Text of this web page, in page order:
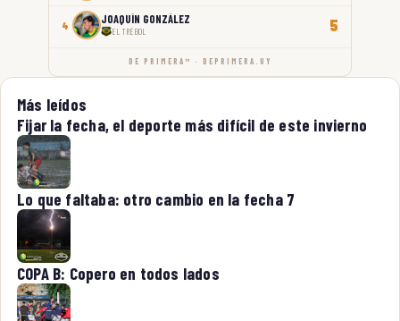
4 JOAQUÍN GONZÁLEZ
EL TRÉBOL 5
DE PRIMERA™ · DEPRIMERA.UY
Más leídos
Fijar la fecha, el deporte más difícil de este invierno
Lo que faltaba: otro cambio en la fecha 7
COPA B: Copero en todos lados